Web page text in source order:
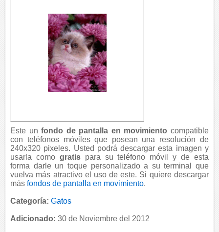
Este unfondo de pantalla en movimiento compatible
con teléfonos móviles que posean una resolución de
240x320 pixeles. Usted podrá descargar esta imagen y
usarla como gratispara su teléfono móvil y de esta
forma darle un toque personalizado a su terminal que
vuelva más atractivo el uso de este. Si quiere descargar
másfondos de pantalla en movimiento.
Categoría: Gatos
Adicionado: 30 de Noviembre del 2012